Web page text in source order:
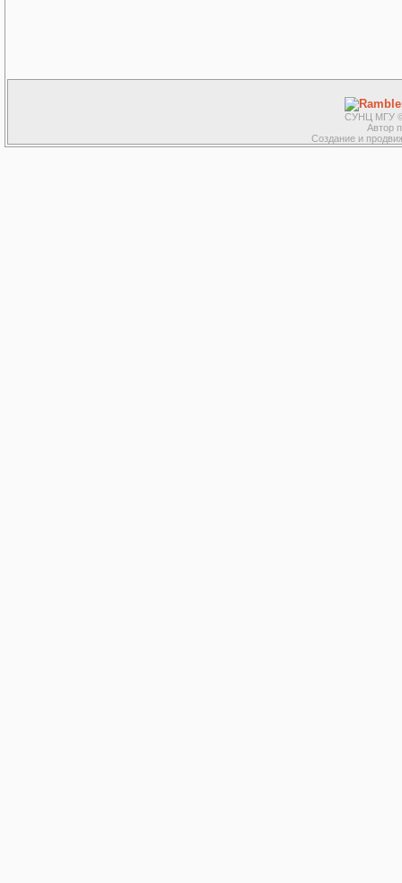
СУНЦ МГУ ©
Автор
Создание и